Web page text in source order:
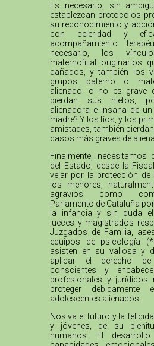
Es necesario, sin
establezcan protocolos
su reconocimiento y
con celeridad y
acompañamiento
necesario, los
maternofilial originarios
dañados, y también los
grupos paterno o
alienado: o no es grave
pierdan sus nietos,
alienadora e insana de
madre? Y los tíos, y los
amistades, también
casos más graves de
Finalmente, necesitamos
del Estado, desde la
velar por la protección de
los menores,
agravios como
Parlamento de Cataluña
la infancia y sin duda el
jueces y magistrados
Juzgados de Familia,
equipos de psicología
asisten en su valiosa y
aplicar el derecho
conscientes y
profesionales y jurídicos
proteger
adolescentes alienados.
Nos va el futuro y la
y jóvenes, de su
humanos. El